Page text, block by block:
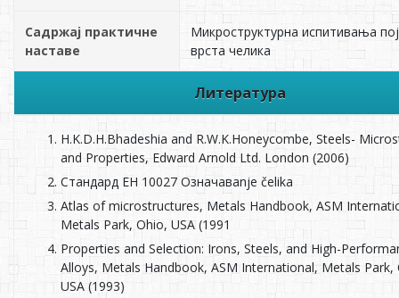
Садржај практичне
наставе
Микроструктурна испитивања
врста челика
Литература
H.K.D.H.Bhadeshia and R.W.K.Honeycombe, Steels-
and Properties, Edward Arnold Ltd. London (2006)
Стандард ЕН 10027 Означаваnje čelika
Atlas of microstructures, Metals Handbook, ASM
Metals Park, Ohio, USA (1991
Properties and Selection: Irons, Steels, and High-
Alloys, Metals Handbook, ASM International, Metals Park,
USA (1993)